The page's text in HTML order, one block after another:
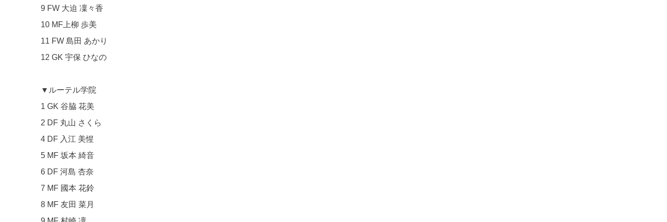
9 FW 大迫 凜々香
10 MF上柳 歩美
11 FW 島田 あかり
12 GK 宇保 ひなの
▼ルーテル学院
1 GK 谷脇 花美
2 DF 丸山 さくら
4 DF 入江 美惺
5 MF 坂本 綺音
6 DF 河島 杏奈
7 MF 國本 花鈴
8 MF 友田 菜月